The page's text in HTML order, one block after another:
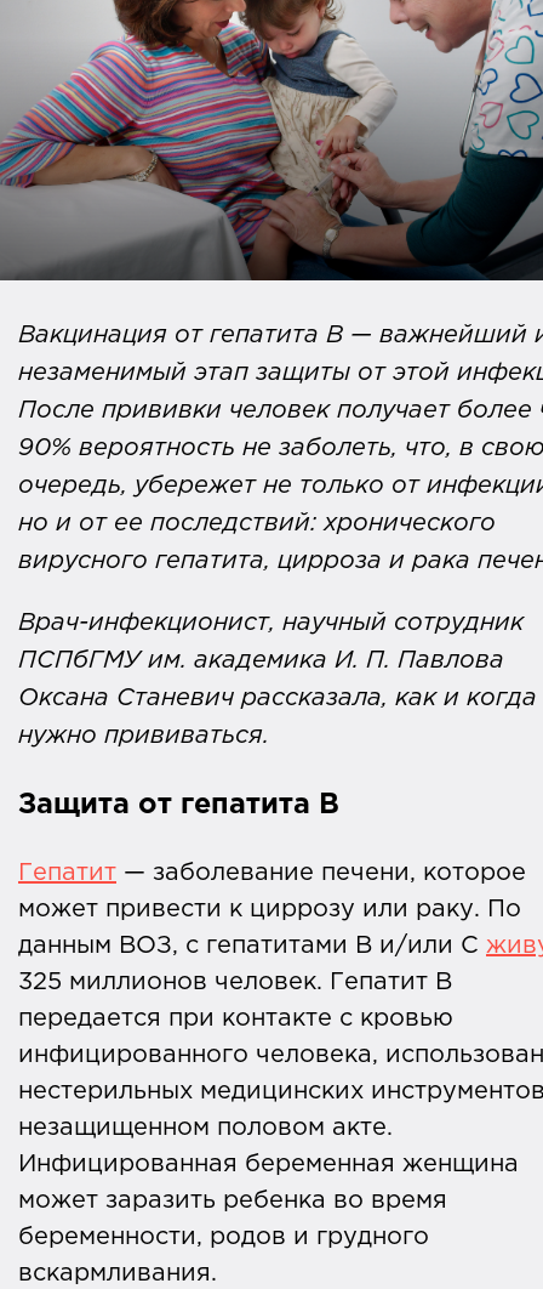
Вакцинация от гепатита В — важнейший
незаменимый этап защиты от этой
После прививки человек получает более
90% вероятность не заболеть, что, в
очередь, убережет не только от
но и от ее последствий: хронического
вирусного гепатита, цирроза и рака
Врач-инфекционист, научный сотрудник
ПСПбГМУ им. академика И. П. Павлова
Оксана Станевич рассказала, как и когда
нужно прививаться.
Защита от гепатита B
Гепатит — заболевание печени, которое
может привести к циррозу или раку. По
данным ВОЗ, с гепатитами B и/или C
325 миллионов человек. Гепатит B
передается при контакте с кровью
инфицированного человека,
нестерильных медицинских
незащищенном половом акте.
Инфицированная беременная женщина
может заразить ребенка во время
беременности, родов и грудного
вскармливания.